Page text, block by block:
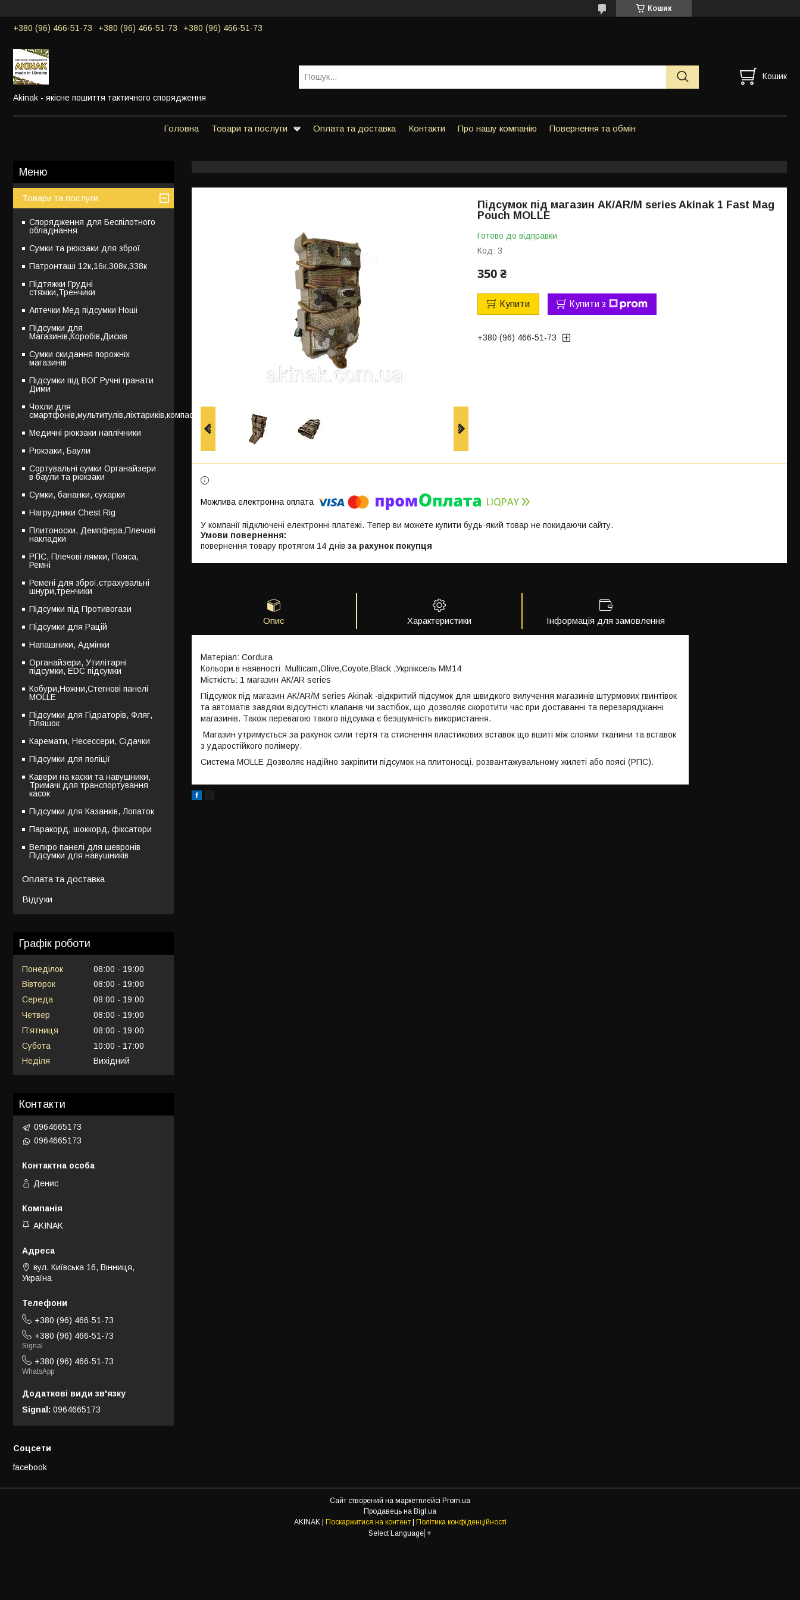
Кошик
+380 (96) 466-51-73 +380 (96) 466-51-73 +380 (96) 466-51-73
Akinak - якісне пошиття тактичного спорядження
Кошик
Головна Товари та послуги Оплата та доставка Контакти Про нашу компанію Повернення та обмін
Підсумок під магазин АК/AR/M series Akinak 1 Fast Mag
Pouch MOLLE
Готово до відправки
Код: 3
350 ₴
Купити Купити з
+380 (96) 466-51-73
У компанії підключені електронні платежі. Тепер ви можете купити будь-який товар не покидаючи сайту.
повернення товару протягом 14 днів за рахунок покупця
Опис Характеристики Інформація для замовлення
Матеріал: Cordura
Кольори в наявності: Multicam,Olive,Coyote,Black ,Укрпіксель ММ14
Місткість: 1 магазин АК/AR series
Підсумок під магазин АК/AR/M series Akinak -відкритий підсумок для швидкого вилучення магазинів штурмових гвинтівок
та автоматів завдяки відсутністі клапанів чи застібок, що дозволяє скоротити час при доставанні та перезаряджанні
магазинів. Також перевагою такого підсумка є безшумність використання.
Магазин утримується за рахунок сили тертя та стиснення пластикових вставок що вшиті між слоями тканини та вставок
з ударостійкого полімеру.
Система MOLLE Дозволяє надійно закріпити підсумок на плитоносці, розвантажувальному жилеті або поясі (РПС).
Товари та послуги
Спорядження для Беспілотного
обладнання
Сумки та рюкзаки для зброї
Патронташі 12к,16к,308к,338к
Підтяжки Грудні
стяжки,Тренчики
Аптечки Мед підсумки Ноші
Підсумки для
Магазинів,Коробів,Дисків
Сумки скидання порожніх
магазинів
Підсумки під ВОГ Ручні гранати
Дими
Чохли для
смартфонів,мультитулів,ліхтариків,компасів
Медичні рюкзаки наплічники
Рюкзаки, Баули
Сортувальні сумки Органайзери
в баули та рюкзаки
Сумки, бананки, сухарки
Нагрудники Chest Rig
Плитоноски, Демпфера,Плечові
накладки
РПС, Плечові лямки, Пояса,
Ремні
Ремені для зброї,страхувальні
шнури,тренчики
Підсумки під Противогази
Підсумки для Рацій
Напашники, Адмінки
Органайзери, Утилітарні
підсумки, EDC підсумки
Кобури,Ножни,Стегнові панелі
MOLLE
Підсумки для Гідраторів, Фляг,
Пляшок
Каремати, Несессери, Сідачки
Підсумки для поліції
Кавери на каски та навушники,
Тримачі для транспортування
касок
Підсумки для Казанків, Лопаток
Паракорд, шоккорд, фіксатори
Велкро панелі для шевронів
Підсумки для навушників
Оплата та доставка
Відгуки
Графік роботи
Понеділок 08:00
19:00
Вівторок
08:00
19:00
Середа
08:00
19:00
Четвер
08:00
19:00
Пʼятниця
08:00
19:00
Субота
10:00
17:00
Неділя
Вихідний
Контакти
0964665173
0964665173
Денис
AKINAK
вул. Київська 16, Вінниця,
Україна
+380 (96) 466-51-73
+380 (96) 466-51-73
Signal
+380 (96) 466-51-73
WhatsApp
Signal 0964665173
Соцсети
facebook
Сайт створений на маркетплейсі Prom.ua
Продавець на Bigl.ua
Поскаржитися на контент
Політика конфіденційності
Select Language ▼